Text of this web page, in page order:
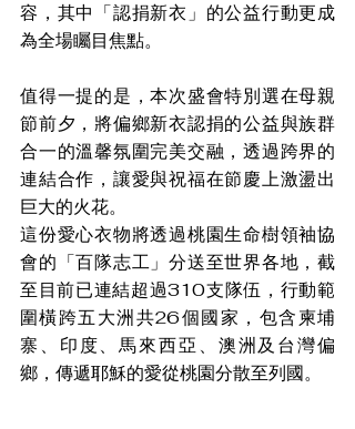
容，其中「認捐新衣」的公益行動更成
為全場矚目焦點。
值得一提的是，本次盛會特別選在母親
節前夕，將偏鄉新衣認捐的公益與族群
合一的溫馨氛圍完美交融，透過跨界的
連結合作，讓愛與祝福在節慶上激盪出
巨大的火花。
這份愛心衣物將透過桃園生命樹領袖協
會的「百隊志工」分送至世界各地，截
至目前已連結超過310支隊伍，行動範
圍橫跨五大洲共26個國家，包含柬埔
寨、印度、馬來西亞、澳洲及台灣偏
鄉，傳遞耶穌的愛從桃園分散至列國。